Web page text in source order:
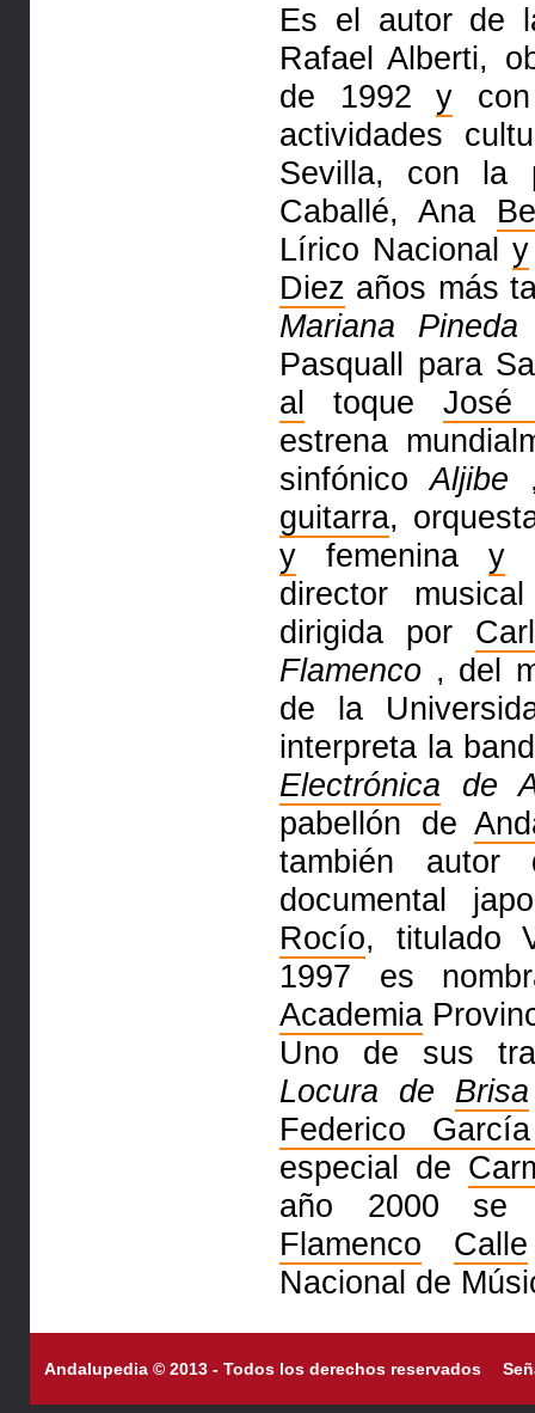
Es el autor de
Rafael Alberti,
de 1992 y
actividades
Sevilla, con la
Caballé, Ana
Lírico Nacionaly
Diez años más
Mariana Pineda
Pasquall para
al toque José
estrena
sinfónicoAljibe
guitarra,
y femenina y
director
dirigida por
Flamenco , del
de la
interpreta la
Electrónica de
pabellón de
también
documental
Rocío, titulado
1997 es
Academia
Uno de sus
Locura de Brisa
Federico
especial de
año 2000 se
Flamenco
Calle
Nacional de
Andalupedia © 2013 - Todos los derechos reservados